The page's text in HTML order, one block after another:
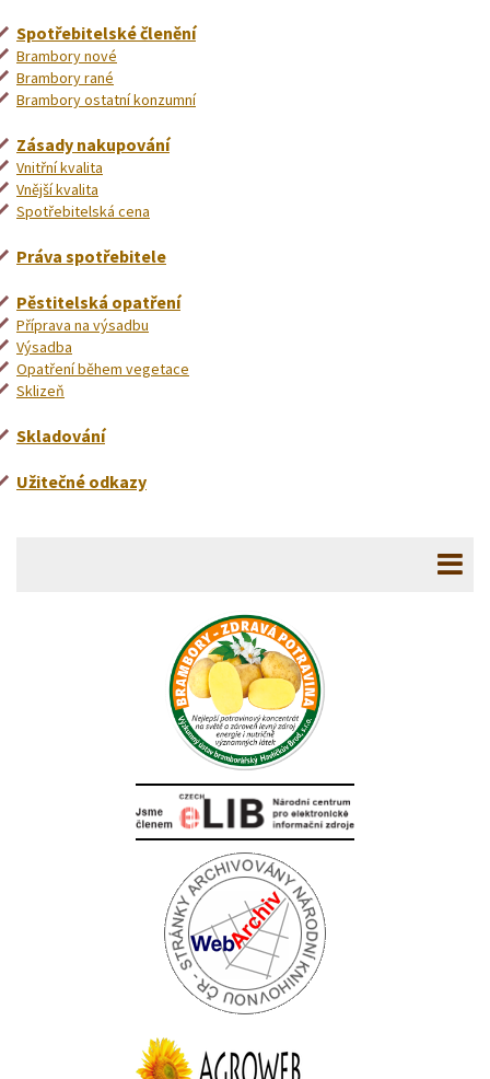
Spotřebitelské členění
Brambory nové
Brambory rané
Brambory ostatní konzumní
Zásady nakupování
Vnitřní kvalita
Vnější kvalita
Spotřebitelská cena
Práva spotřebitele
Pěstitelská opatření
Příprava na výsadbu
Výsadba
Opatření během vegetace
Sklizeň
Skladování
Užitečné odkazy